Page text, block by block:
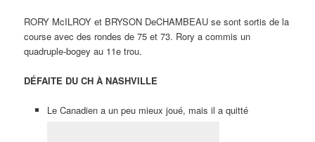
RORY McILROY et BRYSON DeCHAMBEAU se sont sortis de la
course avec des rondes de 75 et 73. Rory a commis un
quadruple-bogey au 11e trou.
DÉFAITE DU CH À NASHVILLE
Le Canadien a un peu mieux joué, mais il a quitté